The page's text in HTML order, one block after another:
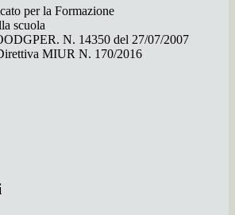
per la Formazione
scuola
N. 14350 del 27/07/2007
MIUR N. 170/2016